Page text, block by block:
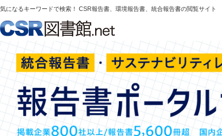
気になるキーワードで検索！ CSR報告書、環境報告書、統合報告書の閲覧サイト